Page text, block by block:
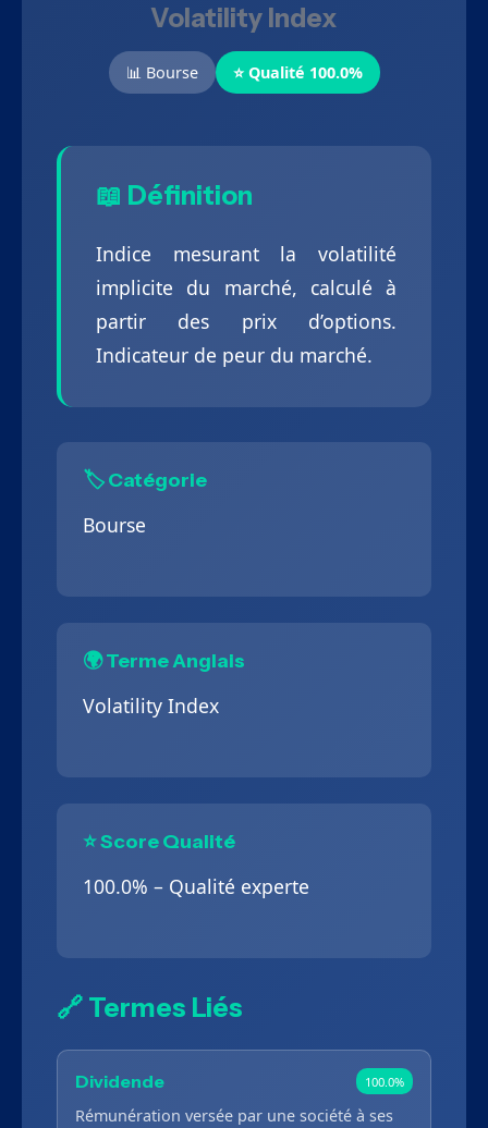
Volatility Index
📊 Bourse ⭐ Qualité 100.0%
📖 Définition
Indice mesurant la volatilité
implicite du marché, calculé à
partir des prix d’options.
Indicateur de peur du marché.
🏷️ Catégorie
Bourse
🌍 Terme Anglais
Volatility Index
⭐ Score Qualité
100.0% – Qualité experte
🔗 Termes Liés
Dividende 100.0%
Rémunération versée par une société à ses